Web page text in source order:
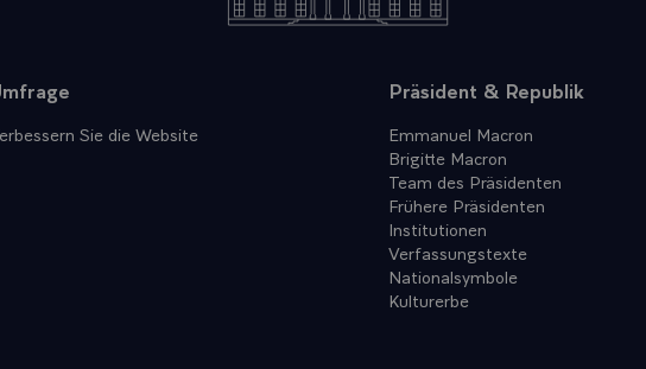
Sie die Website
Präsident & Republik
Emmanuel Macron
Brigitte Macron
Team des Präsidenten
Frühere Präsidenten
Institutionen
Verfassungstexte
Nationalsymbole
Kulturerbe